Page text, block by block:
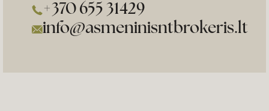
+370 655 31429
info@asmeninisntbrokeris.lt